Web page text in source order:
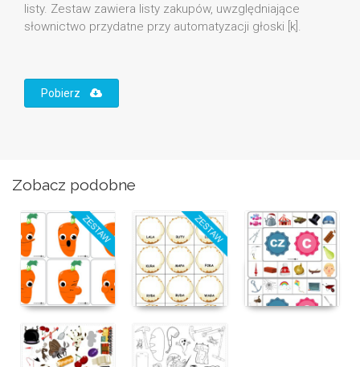
listy. Zestaw zawiera listy zakupów, uwzględniające
słownictwo przydatne przy automatyzacji głoski [k].
Pobierz
Zobacz podobne